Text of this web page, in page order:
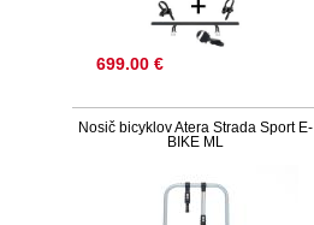
699.00 €
Nosič bicyklov Atera Strada Sport E-
BIKE ML